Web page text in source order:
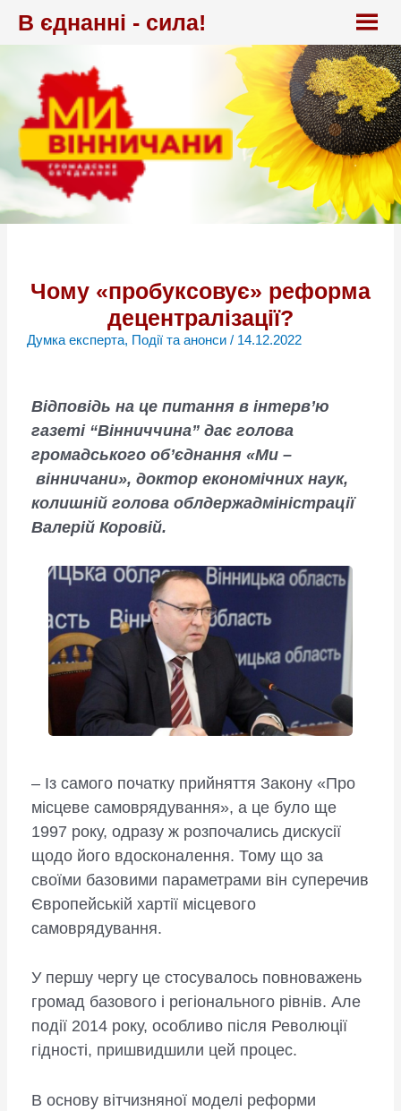
В єднанні - сила!
Чому «пробуксовує» реформа
децентралізації?
Думка експерта, Події та анонси/ 14.12.2022
Відповідь на це питання в інтерв’ю
газеті “Вінниччина” дає голова
громадського об’єднання «Ми –
вінничани», доктор економічних наук,
колишній голова облдержадміністрації
Валерій Коровій.
– Із самого початку прийняття Закону «Про
місцеве самоврядування», а це було ще
1997 року, одразу ж розпочались дискусії
щодо його вдосконалення. Тому що за
своїми базовими параметрами він суперечив
Європейській хартії місцевого
самоврядування.
У першу чергу це стосувалось повноважень
громад базового і регіонального рівнів. Але
події 2014 року, особливо після Революції
гідності, пришвидшили цей процес.
В основу вітчизняної моделі реформи